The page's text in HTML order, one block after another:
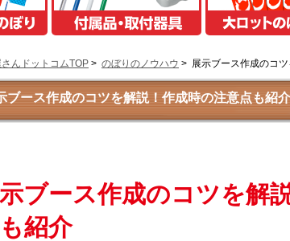
んドットコムTOP > のぼりのノウハウ > 展示ブース作成のコ
ブース作成のコツを解説！作成時の注意点も紹介
ブース作成のコツを解
紹介